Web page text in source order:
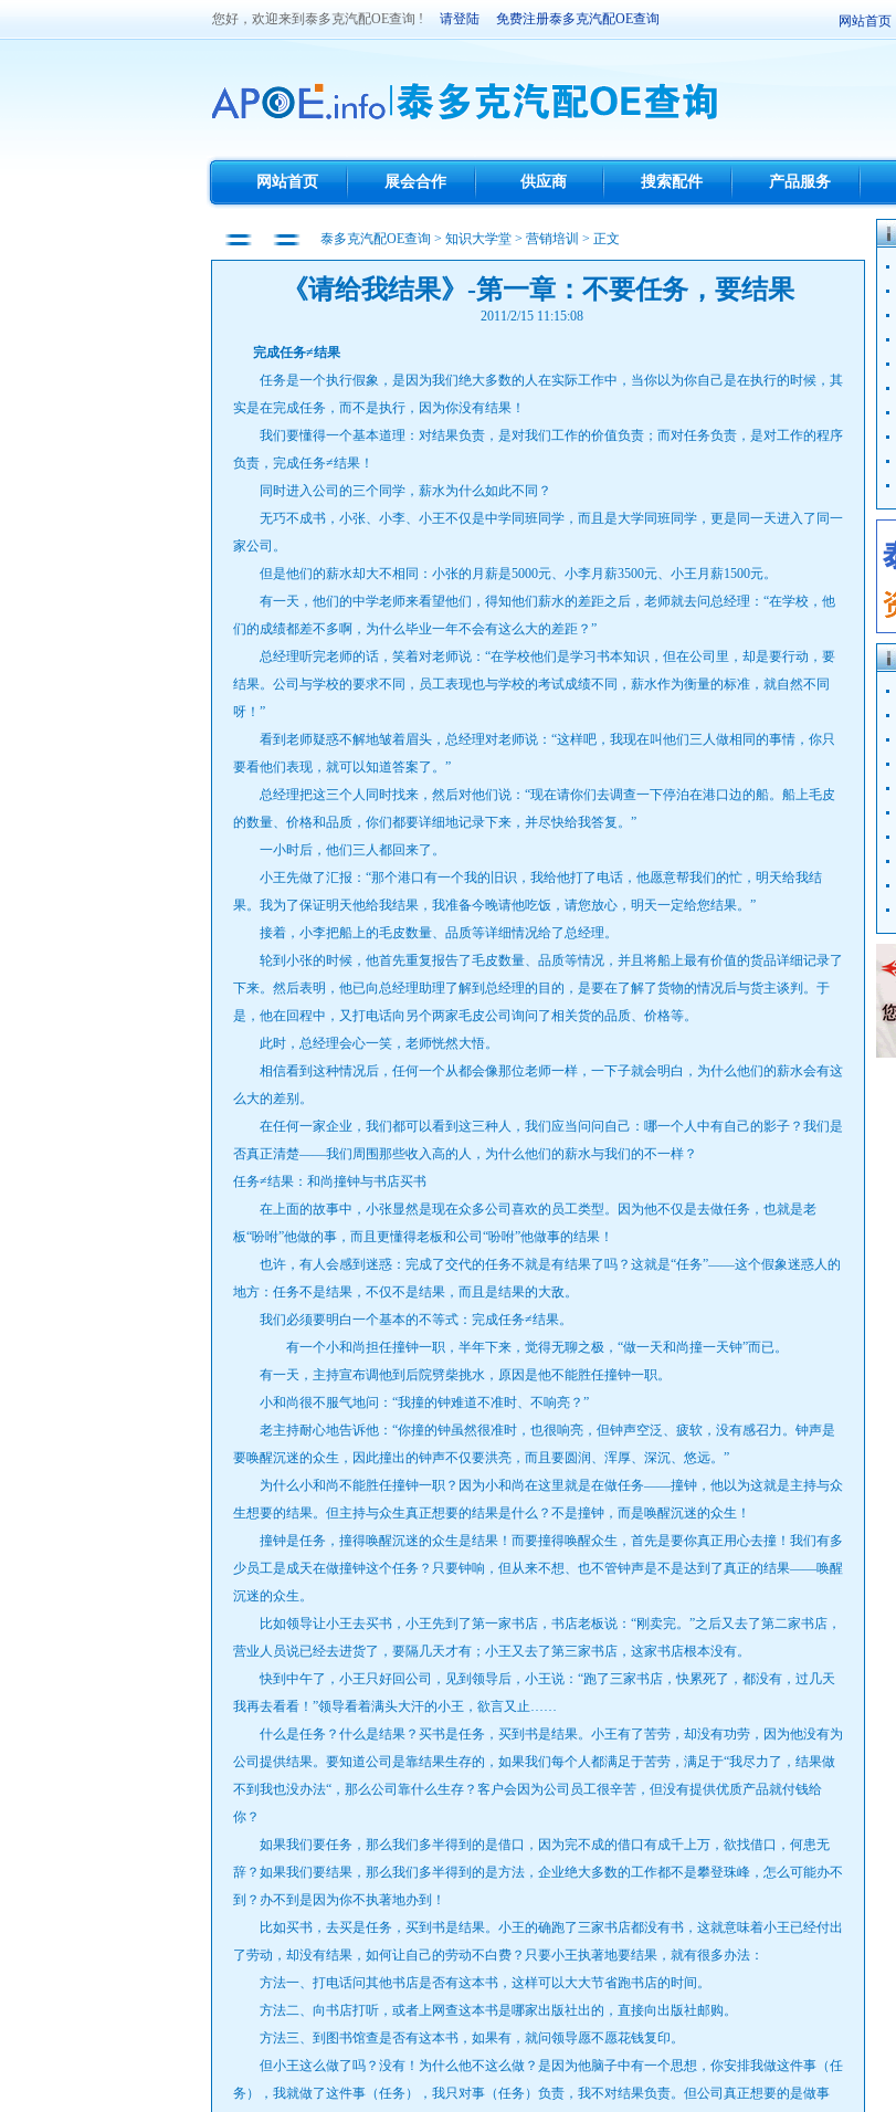
您好，欢迎来到泰多克汽配OE查询 ! 请登陆 免费注册泰多克汽配OE查询 网站首页
网站首页 展会合作 供应商 搜索配件 产品服务
泰多克汽配OE查询 > 知识大学堂 > 营销培训 > 正文
《请给我结果》-第一章：不要任务，要结果
2011/2/15 11:15:08
完成任务≠结果
任务是一个执行假象，是因为我们绝大多数的人在实际工作中，当你以为你自己是在执行的时候，其
实是在完成任务，而不是执行，因为你没有结果！
我们要懂得一个基本道理：对结果负责，是对我们工作的价值负责；而对任务负责，是对工作的程序
负责，完成任务≠结果！
同时进入公司的三个同学，薪水为什么如此不同？
无巧不成书，小张、小李、小王不仅是中学同班同学，而且是大学同班同学，更是同一天进入了同一
家公司。
但是他们的薪水却大不相同：小张的月薪是5000元、小李月薪3500元、小王月薪1500元。
有一天，他们的中学老师来看望他们，得知他们薪水的差距之后，老师就去问总经理：“在学校，他
们的成绩都差不多啊，为什么毕业一年不会有这么大的差距？”
总经理听完老师的话，笑着对老师说：“在学校他们是学习书本知识，但在公司里，却是要行动，要
结果。公司与学校的要求不同，员工表现也与学校的考试成绩不同，薪水作为衡量的标准，就自然不同
呀！”
看到老师疑惑不解地皱着眉头，总经理对老师说：“这样吧，我现在叫他们三人做相同的事情，你只
要看他们表现，就可以知道答案了。”
总经理把这三个人同时找来，然后对他们说：“现在请你们去调查一下停泊在港口边的船。船上毛皮
的数量、价格和品质，你们都要详细地记录下来，并尽快给我答复。”
一小时后，他们三人都回来了。
小王先做了汇报：“那个港口有一个我的旧识，我给他打了电话，他愿意帮我们的忙，明天给我结
果。我为了保证明天他给我结果，我准备今晚请他吃饭，请您放心，明天一定给您结果。”
接着，小李把船上的毛皮数量、品质等详细情况给了总经理。
轮到小张的时候，他首先重复报告了毛皮数量、品质等情况，并且将船上最有价值的货品详细记录了
下来。然后表明，他已向总经理助理了解到总经理的目的，是要在了解了货物的情况后与货主谈判。于
是，他在回程中，又打电话向另个两家毛皮公司询问了相关货的品质、价格等。
此时，总经理会心一笑，老师恍然大悟。
相信看到这种情况后，任何一个从都会像那位老师一样，一下子就会明白，为什么他们的薪水会有这
么大的差别。
在任何一家企业，我们都可以看到这三种人，我们应当问问自己：哪一个人中有自己的影子？我们是
否真正清楚——我们周围那些收入高的人，为什么他们的薪水与我们的不一样？
任务≠结果：和尚撞钟与书店买书
在上面的故事中，小张显然是现在众多公司喜欢的员工类型。因为他不仅是去做任务，也就是老
板“吩咐”他做的事，而且更懂得老板和公司“吩咐”他做事的结果！
也许，有人会感到迷惑：完成了交代的任务不就是有结果了吗？这就是“任务”——这个假象迷惑人的
地方：任务不是结果，不仅不是结果，而且是结果的大敌。
我们必须要明白一个基本的不等式：完成任务≠结果。
有一个小和尚担任撞钟一职，半年下来，觉得无聊之极，“做一天和尚撞一天钟”而已。
有一天，主持宣布调他到后院劈柴挑水，原因是他不能胜任撞钟一职。
小和尚很不服气地问：“我撞的钟难道不准时、不响亮？”
老主持耐心地告诉他：“你撞的钟虽然很准时，也很响亮，但钟声空泛、疲软，没有感召力。钟声是
要唤醒沉迷的众生，因此撞出的钟声不仅要洪亮，而且要圆润、浑厚、深沉、悠远。”
为什么小和尚不能胜任撞钟一职？因为小和尚在这里就是在做任务——撞钟，他以为这就是主持与众
生想要的结果。但主持与众生真正想要的结果是什么？不是撞钟，而是唤醒沉迷的众生！
撞钟是任务，撞得唤醒沉迷的众生是结果！而要撞得唤醒众生，首先是要你真正用心去撞！我们有多
少员工是成天在做撞钟这个任务？只要钟响，但从来不想、也不管钟声是不是达到了真正的结果——唤醒
沉迷的众生。
比如领导让小王去买书，小王先到了第一家书店，书店老板说：“刚卖完。”之后又去了第二家书店，
营业人员说已经去进货了，要隔几天才有；小王又去了第三家书店，这家书店根本没有。
快到中午了，小王只好回公司，见到领导后，小王说：“跑了三家书店，快累死了，都没有，过几天
我再去看看！”领导看着满头大汗的小王，欲言又止……
什么是任务？什么是结果？买书是任务，买到书是结果。小王有了苦劳，却没有功劳，因为他没有为
公司提供结果。要知道公司是靠结果生存的，如果我们每个人都满足于苦劳，满足于“我尽力了，结果做
不到我也没办法“，那么公司靠什么生存？客户会因为公司员工很辛苦，但没有提供优质产品就付钱给
你？
如果我们要任务，那么我们多半得到的是借口，因为完不成的借口有成千上万，欲找借口，何患无
辞？如果我们要结果，那么我们多半得到的是方法，企业绝大多数的工作都不是攀登珠峰，怎么可能办不
到？办不到是因为你不执著地办到！
比如买书，去买是任务，买到书是结果。小王的确跑了三家书店都没有书，这就意味着小王已经付出
了劳动，却没有结果，如何让自己的劳动不白费？只要小王执著地要结果，就有很多办法：
方法一、打电话问其他书店是否有这本书，这样可以大大节省跑书店的时间。
方法二、向书店打听，或者上网查这本书是哪家出版社出的，直接向出版社邮购。
方法三、到图书馆查是否有这本书，如果有，就问领导愿不愿花钱复印。
但小王这么做了吗？没有！为什么他不这么做？是因为他脑子中有一个思想，你安排我做这件事（任
务），我就做了这件事（任务），我只对事（任务）负责，我不对结果负责。但公司真正想要的是做事